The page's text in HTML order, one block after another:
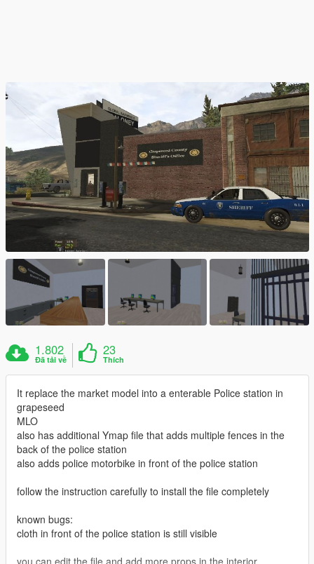
1.802
Đã tải về
23
Thích
It replace the market model into a enterable Police station in
grapeseed
MLO
also has additional Ymap file that adds multiple fences in the
back of the police station
also adds police motorbike in front of the police station
follow the instruction carefully to install the file completely
known bugs:
cloth in front of the police station is still visible
you can edit the file and add more props in the interior